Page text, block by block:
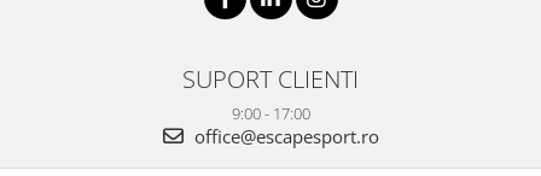
SUPORT CLIENTI
9:00 - 17:00
office@escapesport.ro